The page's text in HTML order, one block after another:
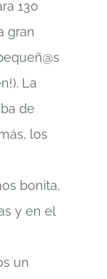
130
gran
La
de
los
bonita,
y en el
un